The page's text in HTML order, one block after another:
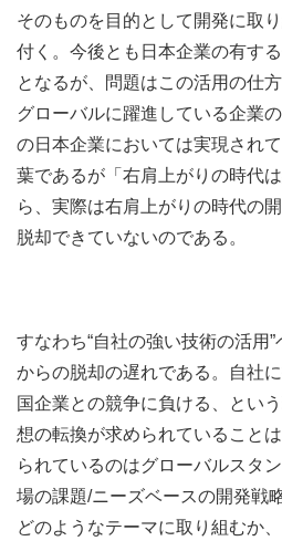
そのものを目的として開発に取
付く。今後とも日本企業の有す
となるが、問題はこの活用の仕
グローバルに躍進している企業
の日本企業においては実現され
葉であるが「右肩上がりの時代
ら、実際は右肩上がりの時代の
脱却できていないのである。
すなわち“自社の強い技術の活用
からの脱却の遅れである。自社
国企業との競争に負ける、とい
想の転換が求められていること
られているのはグローバルスタ
場の課題/ニーズベースの開発戦
どのようなテーマに取り組むか